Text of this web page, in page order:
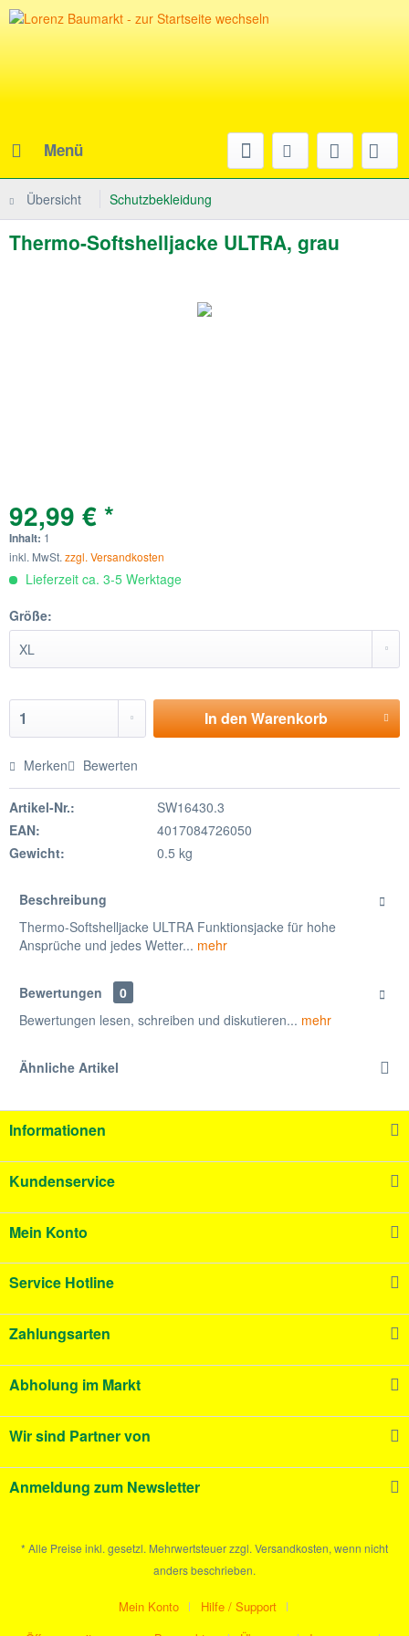
Menü
Übersicht Schutzbekleidung
Thermo-Softshelljacke ULTRA, grau
92,99 € *
Inhalt: 1
inkl. MwSt. zzgl. Versandkosten
Lieferzeit ca. 3-5 Werktage
Größe:
In denWarenkorb
Merken Bewerten
Artikel-Nr.:
SW16430.3
EAN:
4017084726050
Gewicht:
0.5 kg
Beschreibung
Thermo-Softshelljacke ULTRA Funktionsjacke für hohe
Ansprüche und jedes Wetter... mehr
Bewertungen
0
Bewertungen lesen, schreiben und diskutieren... mehr
Ähnliche Artikel
Informationen
Kundenservice
Mein Konto
Service Hotline
Zahlungsarten
Abholung im Markt
Wir sind Partner von
Anmeldung zum Newsletter
* Alle Preise inkl. gesetzl. Mehrwertsteuer zzgl. Versandkosten, wenn nicht
anders beschrieben.
Mein Konto
Hilfe / Support